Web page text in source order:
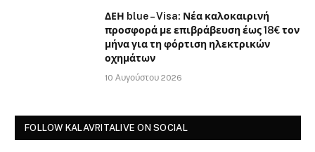
ΔΕΗ blue – Visa: Νέα καλοκαιρινή
προσφορά με επιβράβευση έως 18€ τον
μήνα για τη φόρτιση ηλεκτρικών
οχημάτων
10 Αυγούστου 2026
FOLLOW KALAVRITALIVE ON SOCIAL